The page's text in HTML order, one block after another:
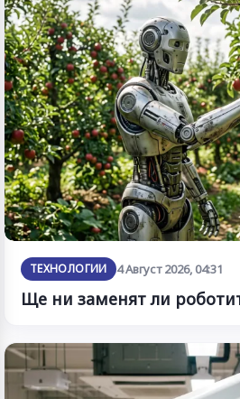
ТЕХНОЛОГИИ 4 Август 2026, 04:31
Ще ни заменят ли